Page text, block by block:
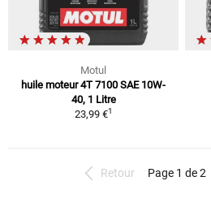
Motul
huile moteur 4T 7100 SAE 10W-
40, 1 Litre
23,99 €1
Retour Page 1 de 2